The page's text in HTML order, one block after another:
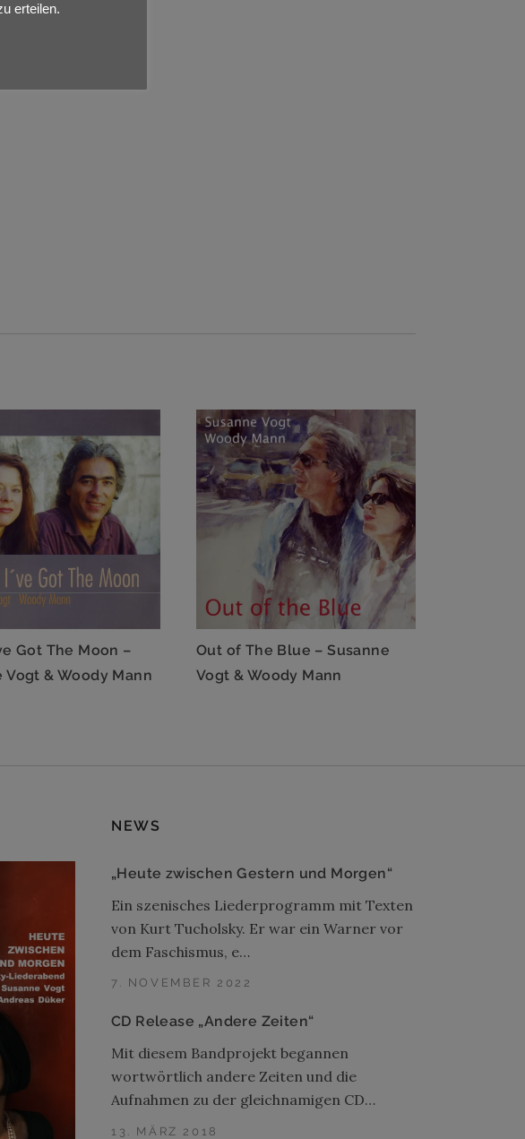
Got The Moon –
Vogt & Woody Mann
Out of The Blue – Susanne
Vogt & Woody Mann
NEWS
„Heute zwischen Gestern und Morgen“
7. NOVEMBER 2022
Ein szenisches Liederprogramm mit Texten
von Kurt Tucholsky. Er war ein Warner vor
dem Faschismus, e…
CD Release „Andere Zeiten“
13. MÄRZ 2018
Mit diesem Bandprojekt begannen
wortwörtlich andere Zeiten und die
Aufnahmen zu der gleichnamigen CD…
erteilen.